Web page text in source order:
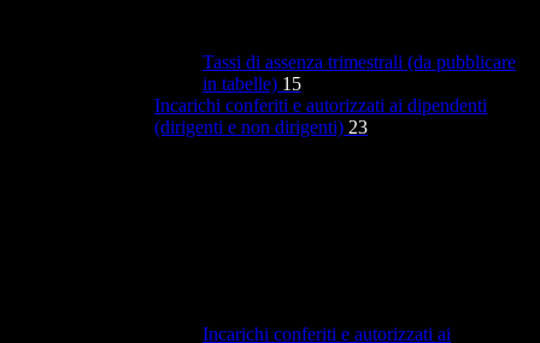
Tassi di assenza trimestrali (da pubblicare
in tabelle) 15
Incarichi conferiti e autorizzati ai dipendenti
(dirigenti e non dirigenti) 23
Incarichi conferiti e autorizzati ai